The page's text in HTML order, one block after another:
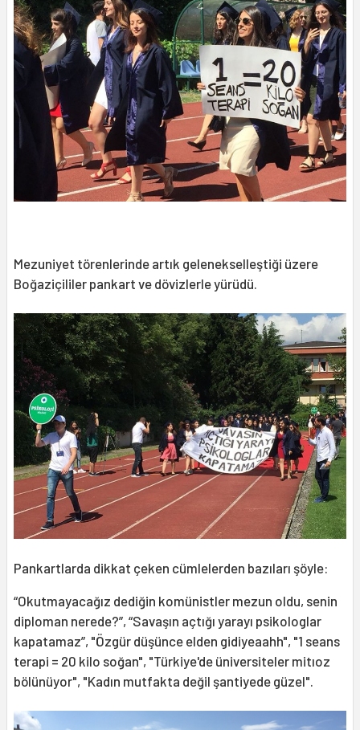
Mezuniyet törenlerinde artık gelenekselleştiği üzere
Boğaziçililer pankart ve dövizlerle yürüdü.
Pankartlarda dikkat çeken cümlelerden bazıları şöyle:
“Okutmayacağız dediğin komünistler mezun oldu, senin
diploman nerede?”, “Savaşın açtığı yarayı psikologlar
kapatamaz”, "Özgür düşünce elden gidiyeaahh", "1 seans
terapi = 20 kilo soğan", "Türkiye'de üniversiteler mitıoz
bölünüyor", "Kadın mutfakta değil şantiyede güzel".